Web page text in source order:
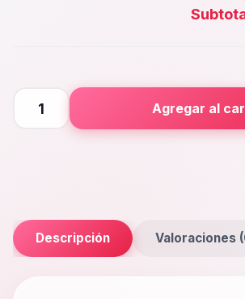
(+$
Placa Principal
cantidad
Agregar al
Descripción Valoraciones